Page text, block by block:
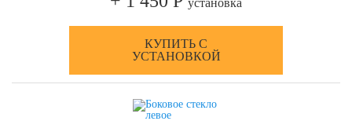
установка
КУПИТЬ С
УСТАНОВКОЙ